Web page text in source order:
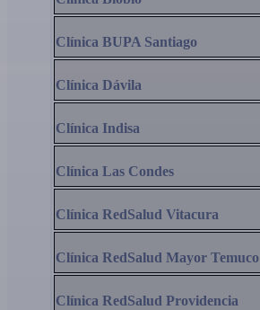
Clínica BUPA Santiago
Clínica Dávila
Clínica Indisa
Clínica Las Condes
Clínica RedSalud Vitacura
Clínica RedSalud Mayor Temuco
Clínica RedSalud Providencia